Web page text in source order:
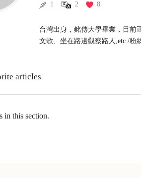
1 2 8
台灣出身，銘傳大學畢業，目前
文歌、坐在路邊觀察路人,etc /粉
articles
in this section.